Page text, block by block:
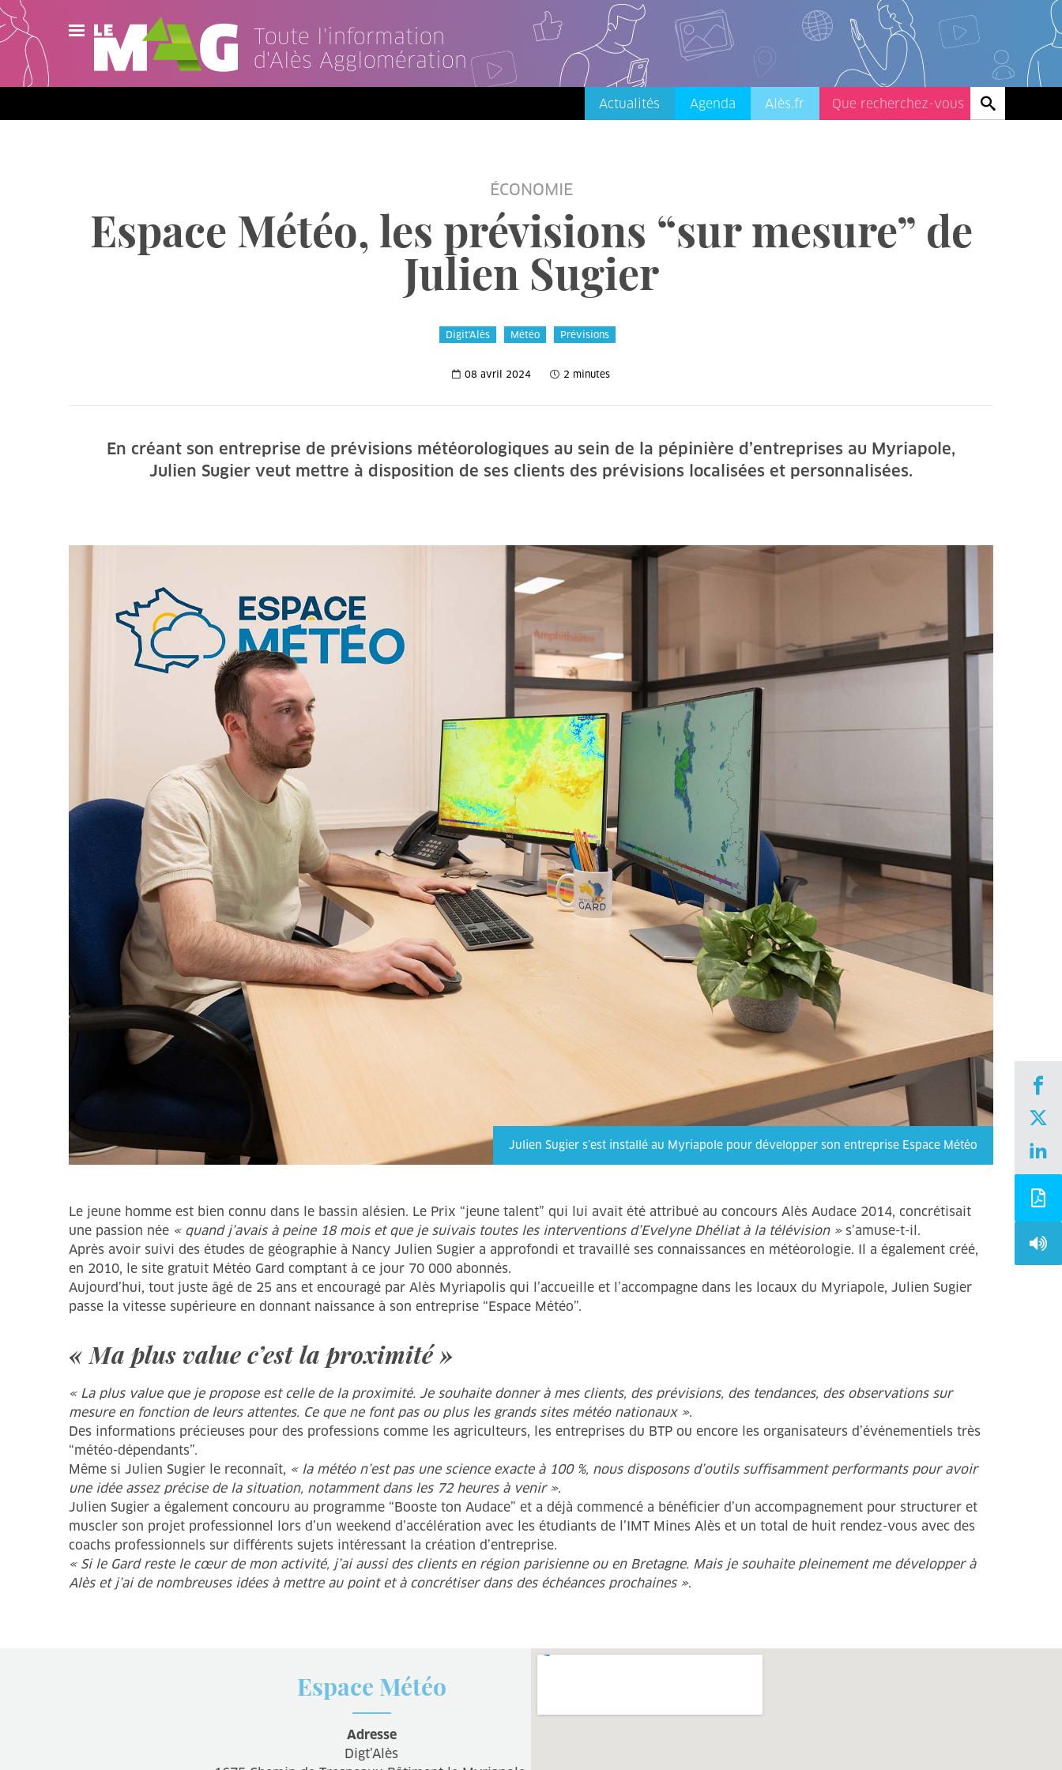
Toute l'information
d'Alès Agglomération
Actualités
Agenda
Contact
Actualités Agenda Alès.fr
ÉCONOMIE
Espace Météo, les prévisions “sur mesure” de
Julien Sugier
Digit'Alès Météo Prévisions
08 avril 2024 2 minutes
En créant son entreprise de prévisions météorologiques au sein de la pépinière d’entreprises au Myriapole,
Julien Sugier veut mettre à disposition de ses clients des prévisions localisées et personnalisées.
Julien Sugier s’est installé au Myriapole pour développer son entreprise Espace Météo
Le jeune homme est bien connu dans le bassin alésien. Le Prix “jeune talent” qui lui avait été attribué au concours Alès Audace 2014, concrétisait
une passion née « quand j’avais à peine 18 mois et que je suivais toutes les interventions d’Evelyne Dhéliat à la télévision »s’amuse-t-il.
Après avoir suivi des études de géographie à Nancy Julien Sugier a approfondi et travaillé ses connaissances en météorologie. Il a également créé,
en 2010, le site gratuit Météo Gard comptant à ce jour 70 000 abonnés.
Aujourd’hui, tout juste âgé de 25 ans et encouragé par Alès Myriapolis qui l’accueille et l’accompagne dans les locaux du Myriapole, Julien Sugier
passe la vitesse supérieure en donnant naissance à son entreprise “Espace Météo”.
« Ma plus value c’est la proximité »
« La plus value que je propose est celle de la proximité. Je souhaite donner à mes clients, des prévisions, des tendances, des observations sur
mesure en fonction de leurs attentes. Ce que ne font pas ou plus les grands sites météo nationaux ».
Des informations précieuses pour des professions comme les agriculteurs, les entreprises du BTP ou encore les organisateurs d’événementiels très
“météo-dépendants”.
Même si Julien Sugier le reconnaît, « la météo n’est pas une science exacte à 100 %, nous disposons d’outils suffisamment performants pour avoir
une idée assez précise de la situation, notamment dans les 72 heures à venir ».
Julien Sugier a également concouru au programme “Booste ton Audace” et a déjà commencé a bénéficier d’un accompagnement pour structurer et
muscler son projet professionnel lors d’un weekend d’accélération avec les étudiants de l’IMT Mines Alès et un total de huit rendez-vous avec des
coachs professionnels sur différents sujets intéressant la création d’entreprise.
« Si le Gard reste le cœur de mon activité, j’ai aussi des clients en région parisienne ou en Bretagne. Mais je souhaite pleinement me développer à
Alès et j’ai de nombreuses idées à mettre au point et à concrétiser dans des échéances prochaines ».
Espace Météo
Adresse
Digt’Alès